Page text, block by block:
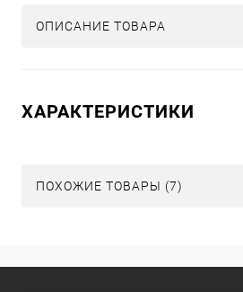
ОПИСАНИЕ ТОВАРА
ХАРАКТЕРИСТИКИ
ПОХОЖИЕ ТОВАРЫ (7)